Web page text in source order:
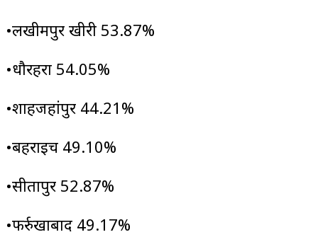
•लखीमपुर खीरी 53.87%
•धौरहरा 54.05%
•शाहजहांपुर 44.21%
•बहराइच 49.10%
•सीतापुर 52.87%
•फर्रुखाबाद 49.17%